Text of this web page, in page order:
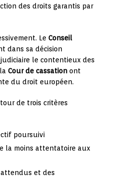
des droits garantis par
Le Conseil
dans sa décision
le contentieux des
Cour de cassation ont
du droit européen.
de trois critères
poursuivi
la moins attentatoire aux
et des